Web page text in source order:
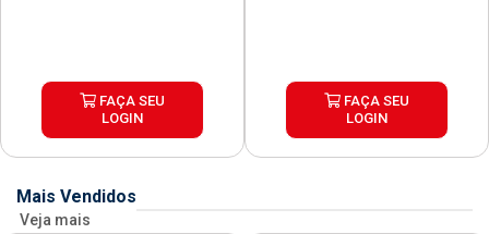
FAÇA SEU
LOGIN
FAÇA SEU
LOGIN
Mais Vendidos
Veja mais